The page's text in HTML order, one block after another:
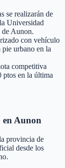
se realizarán de
Universidad
Aunon.
con vehículo
urbano en la
competitiva
ptos en la última
en Aunon
provincia de
desde los